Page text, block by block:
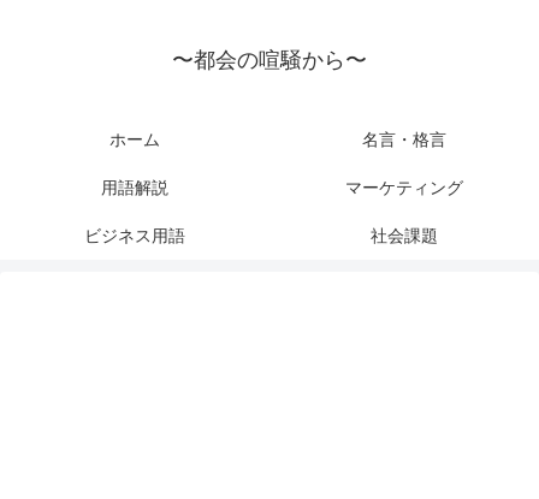
〜都会の喧騒から〜
ホーム 名言・格言
用語解説 マーケティング
ビジネス用語 社会課題